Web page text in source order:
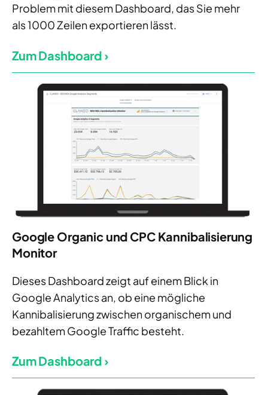
Problem mit diesem Dashboard, das Sie mehr
als 1000 Zeilen exportieren lässt.
Zum Dashboard ›
Google Organic und CPC Kannibalisierung
Monitor
Dieses Dashboard zeigt auf einem Blick in
Google Analytics an, ob eine mögliche
Kannibalisierung zwischen organischem und
bezahltem Google Traffic besteht.
Zum Dashboard ›